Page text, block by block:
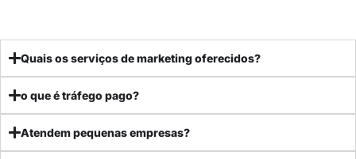
Quais os serviços de marketing oferecidos?
o que é tráfego pago?
Atendem pequenas empresas?